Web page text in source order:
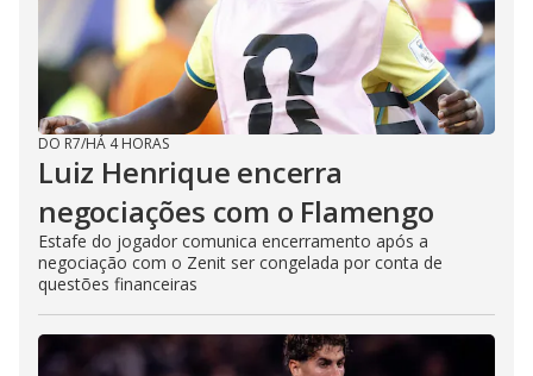
DO R7/HÁ 4 HORAS
Luiz Henrique encerra
negociações com o Flamengo
Estafe do jogador comunica encerramento após a
negociação com o Zenit ser congelada por conta de
questões financeiras